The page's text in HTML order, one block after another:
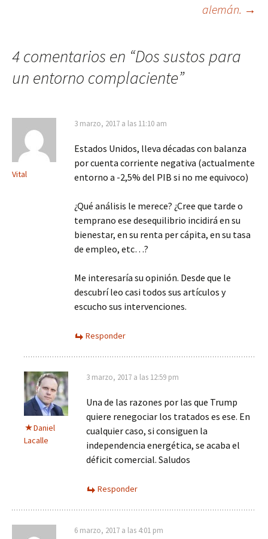
alemán. →
4 comentarios en “Dos sustos para
un entorno complaciente”
Vital
3 marzo, 2017 a las 11:10 am
Estados Unidos, lleva décadas con balanza
por cuenta corriente negativa (actualmente
entorno a -2,5% del PIB si no me equivoco)
¿Qué análisis le merece? ¿Cree que tarde o
temprano ese desequilibrio incidirá en su
bienestar, en su renta per cápita, en su tasa
de empleo, etc…?
Me interesaría su opinión. Desde que le
descubrí leo casi todos sus artículos y
escucho sus intervenciones.
Responder
Daniel
Lacalle
3 marzo, 2017 a las 12:59 pm
Una de las razones por las que Trump
quiere renegociar los tratados es ese. En
cualquier caso, si consiguen la
independencia energética, se acaba el
déficit comercial. Saludos
Responder
6 marzo, 2017 a las 4:01 pm